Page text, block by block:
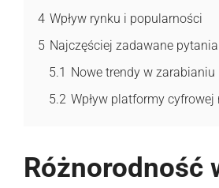
4 Wpływ rynku i popularności
5 Najczęściej zadawane pytania
5.1 Nowe trendy w zarabianiu
5.2 Wpływ platformy
Różnorodność